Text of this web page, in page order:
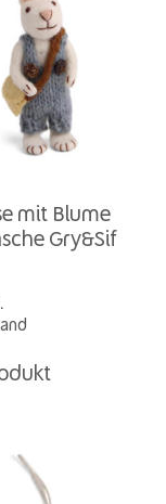
mit Blume
Gry&Sif